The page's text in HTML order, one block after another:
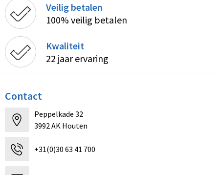
Veilig betalen
100% veilig betalen
Kwaliteit
22 jaar ervaring
Contact
Peppelkade 32
3992 AK Houten
+31(0)30 63 41 700